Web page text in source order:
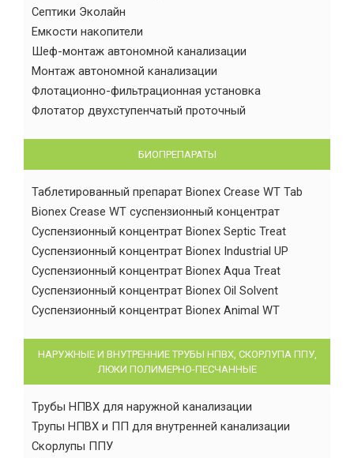
Септики Эколайн
Емкости накопители
Шеф-монтаж автономной канализации
Монтаж автономной канализации
Флотационно-фильтрационная установка
Флотатор двухступенчатый проточный
БИОПРЕПАРАТЫ
Таблетированный препарат Bionex Crease WT Tab
Bionex Crease WT суспензионный концентрат
Суспензионный концентрат Bionex Septic Treat
Суспензионный концентрат Bionex Industrial UP
Суспензионный концентрат Bionex Aqua Treat
Суспензионный концентрат Bionex Oil Solvent
Суспензионный концентрат Bionex Animal WT
НАРУЖНЫЕ И ВНУТРЕННИЕ ТРУБЫ НПВХ, СКОРЛУПА ППУ,
ЛЮКИ ПОЛИМЕРНО-ПЕСЧАННЫЕ
Трубы НПВХ для наружной канализации
Трупы НПВХ и ПП для внутренней канализации
Скорлупы ППУ